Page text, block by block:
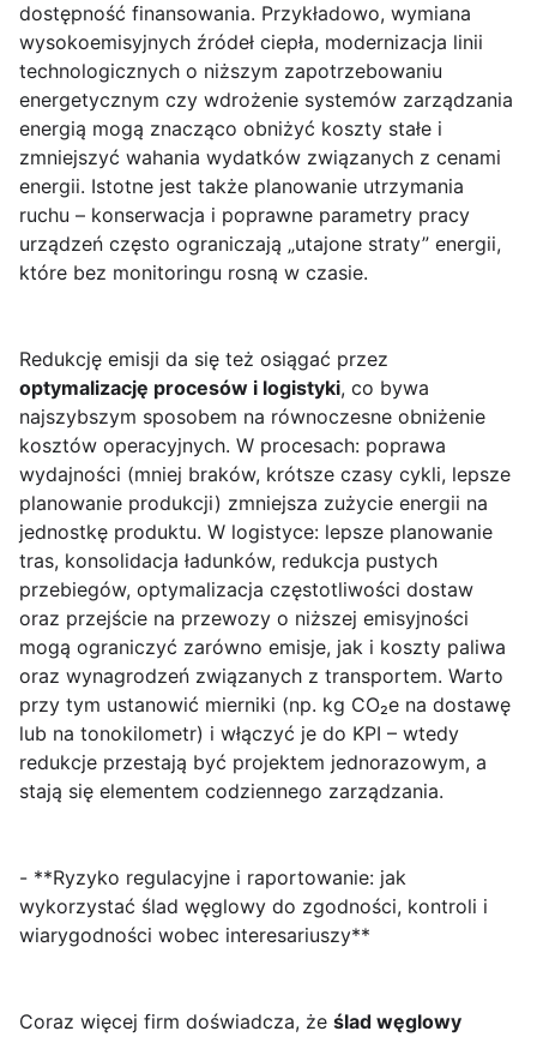
dostępność finansowania. Przykładowo, wymiana
wysokoemisyjnych źródeł ciepła, modernizacja linii
technologicznych o niższym zapotrzebowaniu
energetycznym czy wdrożenie systemów zarządzania
energią mogą znacząco obniżyć koszty stałe i
zmniejszyć wahania wydatków związanych z cenami
energii. Istotne jest także planowanie utrzymania
ruchu – konserwacja i poprawne parametry pracy
urządzeń często ograniczają „utajone straty” energii,
które bez monitoringu rosną w czasie.
Redukcję emisji da się też osiągać przez
optymalizację procesów i logistyki, co bywa
najszybszym sposobem na równoczesne obniżenie
kosztów operacyjnych. W procesach: poprawa
wydajności (mniej braków, krótsze czasy cykli, lepsze
planowanie produkcji) zmniejsza zużycie energii na
jednostkę produktu. W logistyce: lepsze planowanie
tras, konsolidacja ładunków, redukcja pustych
przebiegów, optymalizacja częstotliwości dostaw
oraz przejście na przewozy o niższej emisyjności
mogą ograniczyć zarówno emisje, jak i koszty paliwa
oraz wynagrodzeń związanych z transportem. Warto
przy tym ustanowić mierniki (np. kg CO₂e na dostawę
lub na tonokilometr) i włączyć je do KPI – wtedy
redukcje przestają być projektem jednorazowym, a
stają się elementem codziennego zarządzania.
- **Ryzyko regulacyjne i raportowanie: jak
wykorzystać ślad węglowy do zgodności, kontroli i
wiarygodności wobec interesariuszy**
Coraz więcej firm doświadcza, że ślad węglowy